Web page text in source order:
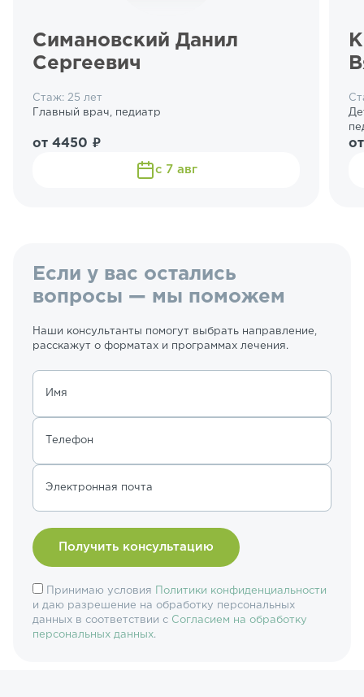
Симановский Данил
Сергеевич
Стаж: 25 лет
Главный врач, педиатр
от 4450 ₽
с 7 авг
Если у вас остались
вопросы — мы поможем
Наши консультанты помогут выбрать направление,
расскажут о форматах и программах лечения.
Имя
Телефон
Электронная почта
Принимаю условия
Политики конфиденциальности
и даю разрешение на обработку персональных
данных в соответствии с Согласием на обработку
персональных данных.